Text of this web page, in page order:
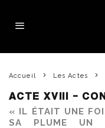
Accueil Les Actes
ACTE XVIII –
« IL ÉTAIT UNE
SA PLUME UN